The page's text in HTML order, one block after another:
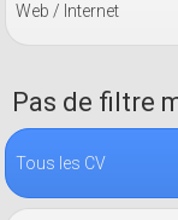
Web / Internet
Pas de filtre
Tous les CV